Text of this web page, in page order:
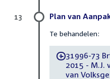
Plan van
Te behandelen:
-31996-73
2015 - M.J.
van
13